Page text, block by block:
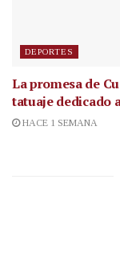
DEPORTES
La promesa de
tatuaje dedicado
HACE 1 SEMANA